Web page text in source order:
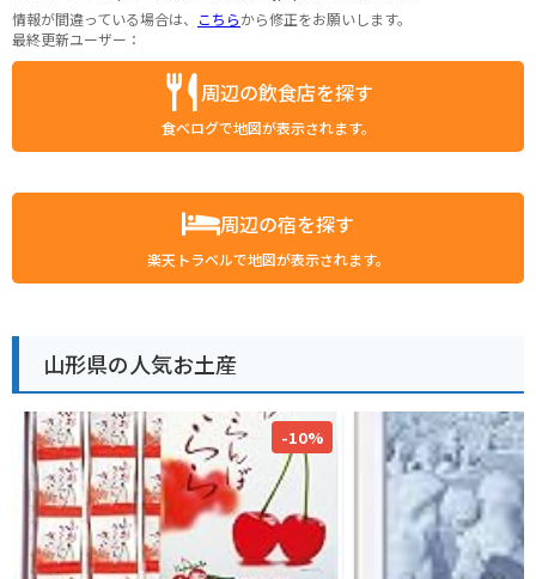
情報が間違っている場合は、 こちらから修正をお願いします。
最終更新ユーザー：
周辺の飲食店を探す
食べログで地図が表示されます。
周辺の宿を探す
楽天トラベルで地図が表示されます。
山形県の人気お土産
-10%